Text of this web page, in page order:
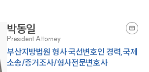
박동일
President Attorney
부산지방법원 형사 국선변호인 경력,국제
소송/증거조사/형사전문변호사